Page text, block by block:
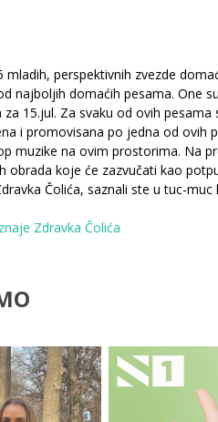
perspektivnih zvezde
najboljih domaćih pesama. One
15.jul. Za svaku od ovih
i promovisana po jedna od ovih
muzike na ovim prostorima. Na
obrada koje će zazvučati kao
Čolića, saznali ste u tuc-
Zdravka Čolića